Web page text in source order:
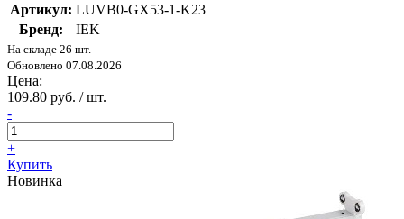
Артикул: LUVB0-GX53-1-K23
Бренд:
IEK
На складе 26 шт.
Обновлено 07.08.2026
Цена:
109.80 руб. / шт.
-
+
Купить
Новинка